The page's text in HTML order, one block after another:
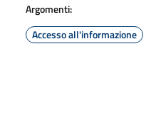
Argomenti:
Accesso all'informazione